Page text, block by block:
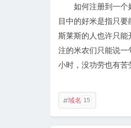
如何注册到一个好
目中的好米是指只
斯莱斯的人也许只能
注的米农们只能说一
小时，没功劳也有苦
域名 15